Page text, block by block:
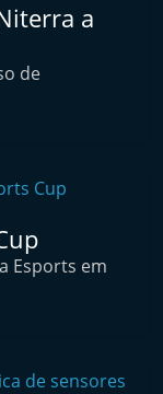
a
de
Esports em